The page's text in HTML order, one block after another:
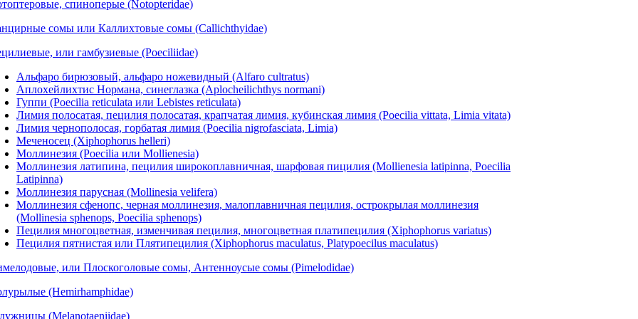
спиноперые (Notopteridae)
сомы или Каллихтовые сомы (Callichthyidae)
или гамбузиевые (Poeciliidae)
Альфаро бирюзовый, альфаро ножевидный (Alfaro cultratus)
Аплохейлихтис Нормана, синеглазка (Aplocheilichthys normani)
Гуппи (Poecilia reticulata или Lebistes reticulata)
Лимия полосатая, пецилия полосатая, крапчатая лимия, кубинская лимия (Poecilia vittata, Limia vitata)
Лимия чернополосая, горбатая лимия (Poecilia nigrofasciata, Limia)
Меченосец (Xiphophorus helleri)
Моллинезия (Poecilia или Mollienesia)
Моллинезия латипина, пецилия широкоплавничная, шарфовая пицилия (Mollienesia latipinna, Poecilia
Latipinna)
Моллинезия парусная (Mollinesia velifera)
Моллинезия сфенопс, черная моллинезия, малоплавничная пецилия, острокрылая моллинезия
(Mollinesia sphenops, Poecilia sphenops)
Пецилия многоцветная, изменчивая пецилия, многоцветная платипецилия (Xiphophorus variatus)
Пецилия пятнистая или Плятипецилия (Xiphophorus maculatus, Platypoecilus maculatus)
или Плоскоголовые сомы, Антенноусые сомы (Pimelodidae)
(Hemirhamphidae)
(Melanotaeniidae)